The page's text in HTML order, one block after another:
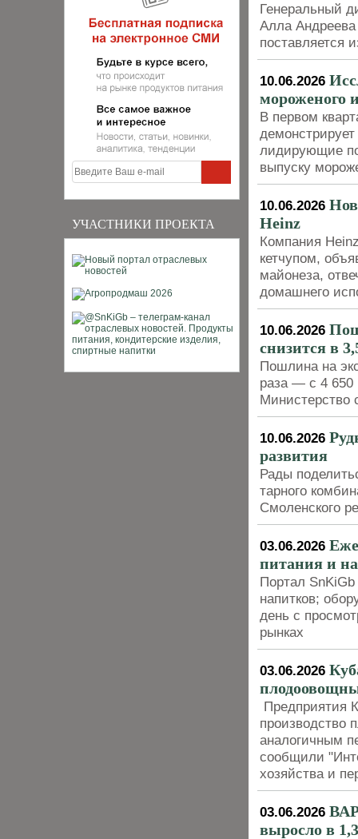
УЧАСТНИКИ ПРОЕКТА
Генеральный
Алла
поставляется
10.06.2026
мороженого
В первом
лидирующие
выпуску
10.06.2026
Heinz
Компания
кетчупом,
майонеза,
домашнего
10.06.2026
снизится в
Пошлина на
раза — с 4 650
Министерство
10.06.2026
развития
Рады
тарного
Смоленского
03.06.2026
питания и
Портал SnKiGb
напитков;
день с
рынках
03.06.2026
Предприятия
производство
аналогичным
сообщили
хозяйства и
03.06.2026
выросло в